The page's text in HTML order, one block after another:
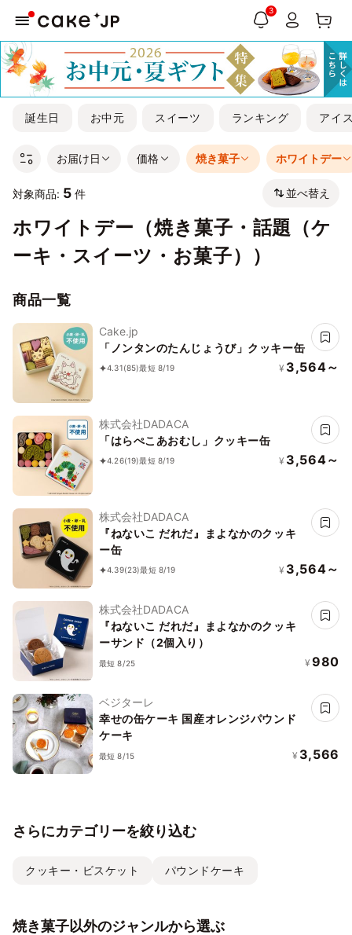
3
誕生日 お中元 スイーツ ランキング アイ
お届け日 価格 焼き菓子 ホワイトデー
対象商品: 5 件 並べ替え
ホワイトデー（焼き菓子・話題（ケ
ーキ・スイーツ・お菓子））
商品一覧
Cake.jp
「ノンタンのたんじょうび」クッキー缶
4.31(85)最短 8/19 ¥ 3,564～
株式会社DADACA
「はらぺこあおむし」クッキー缶
4.26(19)最短 8/19 ¥ 3,564～
株式会社DADACA
『ねないこ だれだ』まよなかのクッキ
ー缶
4.39(23)最短 8/19 ¥ 3,564～
株式会社DADACA
『ねないこ だれだ』まよなかのクッキ
ーサンド（2個入り）
最短 8/25 ¥ 980
ベジターレ
幸せの缶ケーキ 国産オレンジパウンド
ケーキ
最短 8/15 ¥ 3,566
さらにカテゴリーを絞り込む
クッキー・ビスケット パウンドケーキ
焼き菓子以外のジャンルから選ぶ